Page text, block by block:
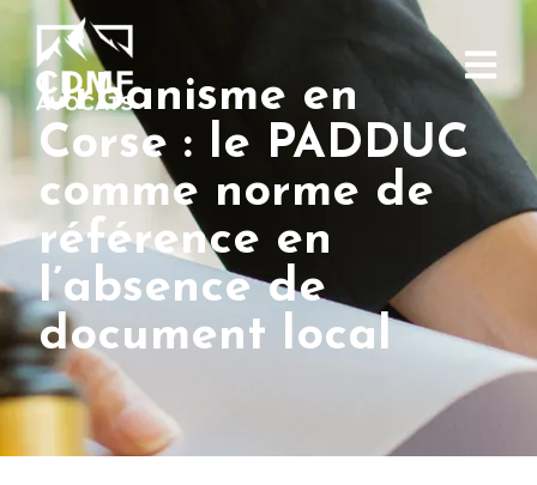
Urbanisme en
Corse : le PADDUC
comme norme de
référence en
l’absence de
document local